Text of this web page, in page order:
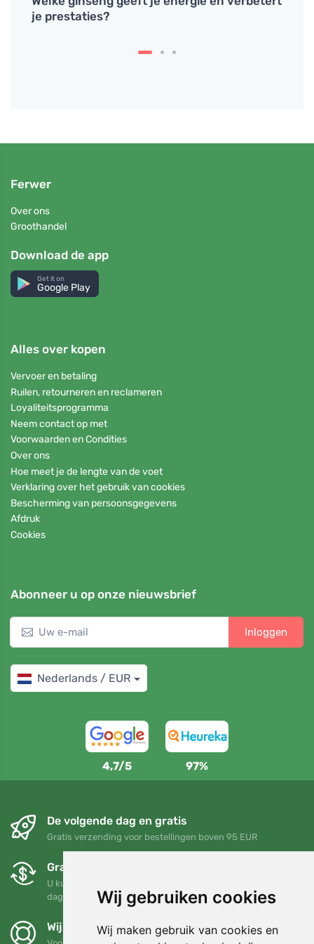
Wij gebruiken cookies
Wij maken gebruik van cookies en
je prestaties?
Ferwer
Over ons
Groothandel
Download de app
Get it on
Google Play
Alles over kopen
Vervoer en betaling
Ruilen, retourneren en reclameren
Loyaliteitsprogramma
Neem contact op met
Voorwaarden en Condities
Over ons
Hoe meet je de lengte van de voet
Verklaring over het gebruik van cookies
Bescherming van persoonsgegevens
Afdruk
Cookies
Abonneer u op onze nieuwsbrief
Inloggen
Nederlands / EUR
4,7/5 97%
De volgende dag en gratis
Gratis verzending voor bestellingen boven 95 EUR
Gratis ruilen en retourneren
U kunt uw bestelling op elk gewenst moment binnen 90
dagen retourneren of ruilen
Wij steunen Trees.org